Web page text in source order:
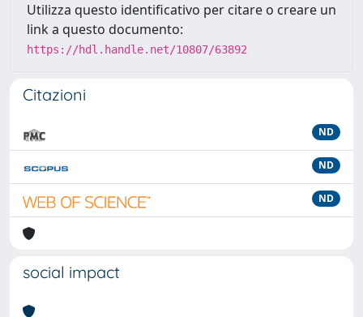
Utilizza questo identificativo per citare o creare un
link a questo documento:
https://hdl.handle.net/10807/63892
Citazioni
ND
ND
ND
social impact